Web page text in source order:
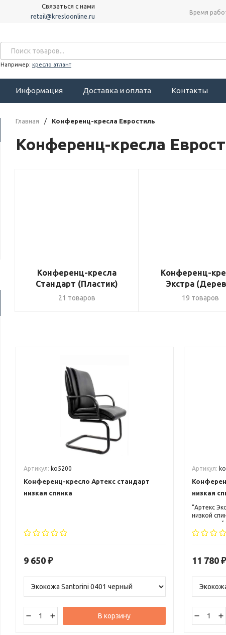
Связаться с нами
retail@kresloonline.ru
Время
Например: кресло атлант
Информация Доставка и оплата Контакты
Главная / Конференц-кресла Евростиль
Конференц-кресла
Конференц-кресла
Стандарт (Пластик)
21 товаров
Конференц-
Экстра
19 товаров
Артикул: ko5200
Конференц-кресло Артекс стандарт
низкая спинка
9 650 ₽
В корзину
Артикул:
низкая
“Артекс
низкой
доступной
11 780 ₽